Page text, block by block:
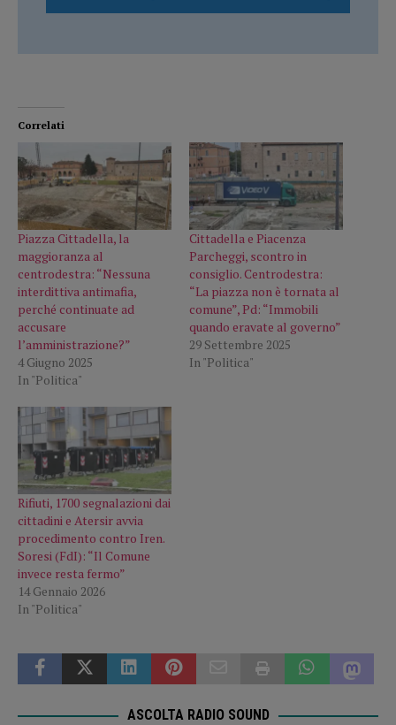
Correlati
Piazza Cittadella, la
maggioranza al
centrodestra: “Nessuna
interdittiva antimafia,
perché continuate ad
accusare
l’amministrazione?”
4 Giugno 2025
In "Politica"
Cittadella e Piacenza
Parcheggi, scontro in
consiglio. Centrodestra:
“La piazza non è tornata al
comune”, Pd: “Immobili
quando eravate al governo”
29 Settembre 2025
In "Politica"
Rifiuti, 1700 segnalazioni dai
cittadini e Atersir avvia
procedimento contro Iren.
Soresi (FdI): “Il Comune
invece resta fermo”
14 Gennaio 2026
In "Politica"
ASCOLTA RADIO SOUND